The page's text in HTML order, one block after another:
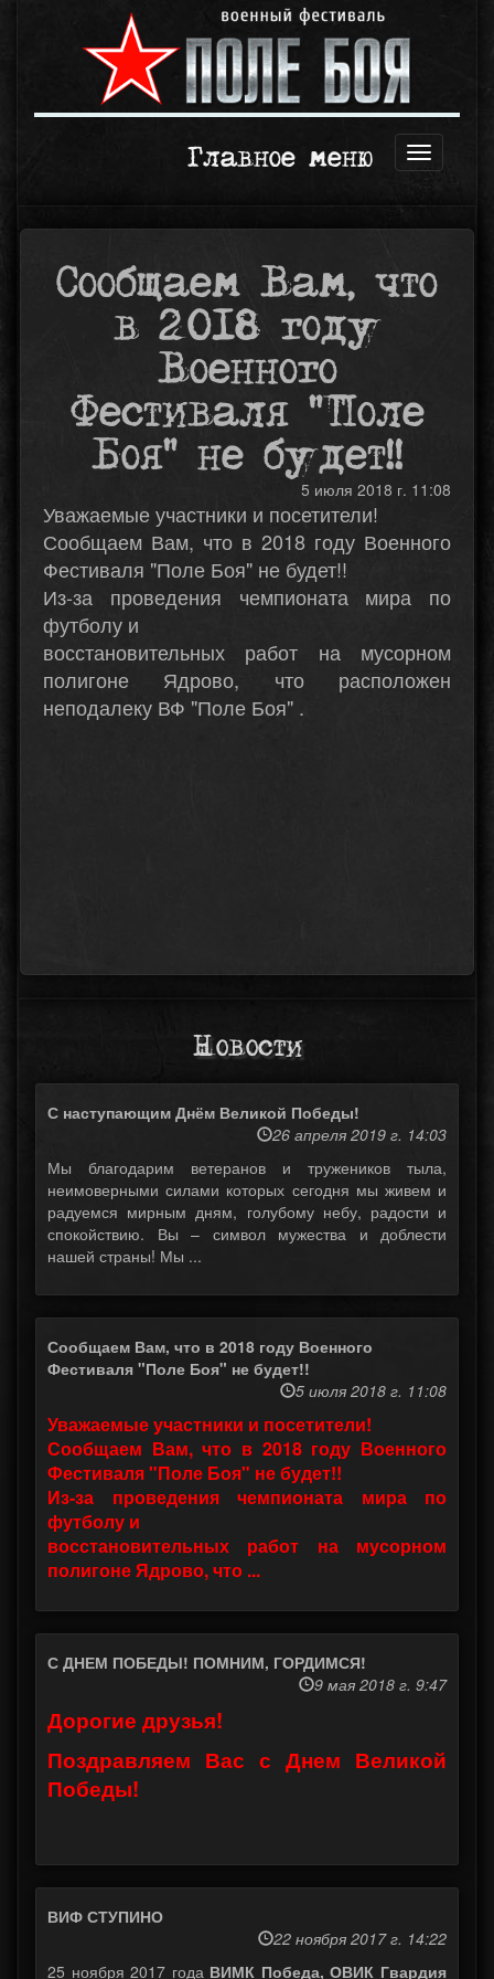
Открыть
Главное меню
Сообщаем Вам, что
в 2018 году
Военного
Фестиваля "Поле
Боя" не будет!!
5 июля 2018 г. 11:08
Уважаемые участники и посетители!
Сообщаем Вам, что в 2018 году Военного
Фестиваля "Поле Боя" не будет!!
Из-за проведения чемпионата мира по
футболу и
восстановительных работ на мусорном
полигоне Ядрово, что расположен
неподалеку ВФ "Поле Боя" .
Новости
С наступающим Днём Великой Победы!
26 апреля 2019 г. 14:03
Мы благодарим ветеранов и тружеников тыла,
неимоверными силами которых сегодня мы живем и
радуемся мирным дням, голубому небу, радости и
спокойствию. Вы – символ мужества и доблести
нашей страны! Мы ...
Сообщаем Вам, что в 2018 году Военного
Фестиваля "Поле Боя" не будет!!
5 июля 2018 г. 11:08
Уважаемые участники и посетители!
Сообщаем Вам, что в 2018 году Военного
Фестиваля "Поле Боя" не будет!!
Из-за проведения чемпионата мира по
футболу и
восстановительных работ на мусорном
полигоне Ядрово, что ...
С ДНЕМ ПОБЕДЫ! ПОМНИМ, ГОРДИМСЯ!
9 мая 2018 г. 9:47
Дорогие друзья!
Поздравляем Вас с Днем Великой
Победы!
ВИФ СТУПИНО
22 ноября 2017 г. 14:22
25 ноября 2017 года ВИМК Победа, ОВИК Гвардия